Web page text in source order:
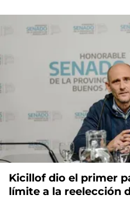
Kicillof dio el primer
límite a la reelección